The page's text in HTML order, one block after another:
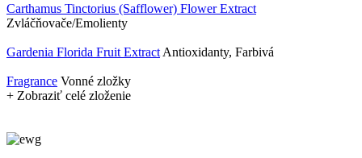
Carthamus Tinctorius (Safflower) Flower Extract
Zvláčňovače/Emolienty
Gardenia Florida Fruit Extract Antioxidanty, Farbivá
Fragrance Vonné zložky
+ Zobraziť celé zloženie